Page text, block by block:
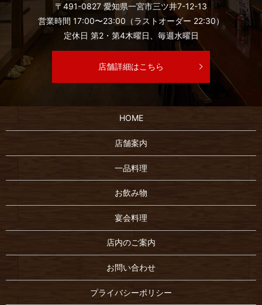
〒491-0827 愛知県一宮市三ツ井7-12-13
営業時間 17:00〜23:00（ラストオーダー 22:30）
定休日 第2・第4木曜日、毎週水曜日
店舗詳細はこちら
HOME
店舗案内
一品料理
お飲み物
宴会料理
店内のご案内
お問い合わせ
プライバシーポリシー